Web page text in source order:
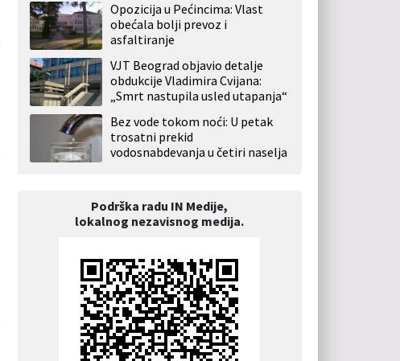
Opozicija u Pećincima: Vlast
obećala bolji prevoz i
asfaltiranje
VJT Beograd objavio detalje
obdukcije Vladimira Cvijana:
„Smrt nastupila usled utapanja“
Bez vode tokom noći: U petak
trosatni prekid
vodosnabdevanja u četiri naselja
Podrška radu IN Medije,
lokalnog nezavisnog medija.